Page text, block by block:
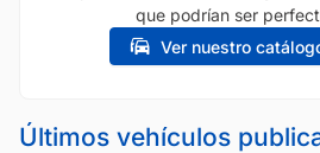
que podrían ser
Ver nuestro
Últimos vehículos